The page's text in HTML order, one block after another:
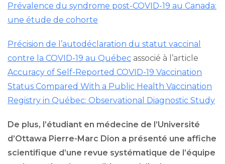
Prévalence du syndrome post-COVID-19 au Canada:
une étude de cohorte
Précision de l’autodéclaration du statut vaccinal
contre la COVID-19 au Québec associé à l’article
Accuracy of Self-Reported COVID-19 Vaccination
Status Compared With a Public Health Vaccination
Registry in Québec: Observational Diagnostic Study
De plus, l’étudiant en médecine de l’Université
d’Ottawa Pierre-Marc Dion a présenté une affiche
scientifique d’une revue systématique de l’équipe